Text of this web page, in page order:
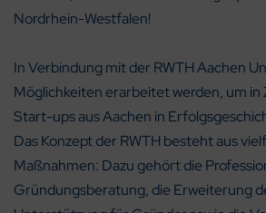
Nordrhein-Westfalen!
In Verbindung mit der RWTH Aachen
Möglichkeiten erarbeitet werden, um
Start-ups aus Aachen in
Das Konzept der RWTH besteht aus
Maßnahmen: Dazu gehört die
Gründungsberatung, die Erweiterung